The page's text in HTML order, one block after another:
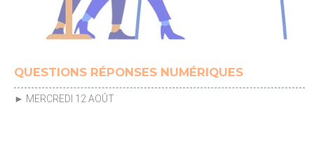
QUESTIONS RÉPONSES NUMÉRIQUES
► MERCREDI 12 AOÛT